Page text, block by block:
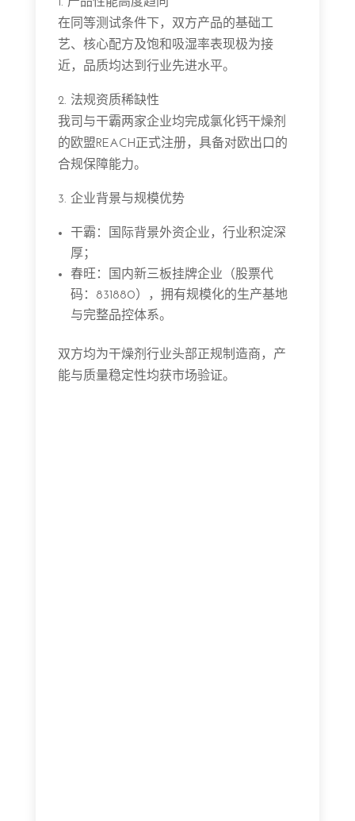
1. 产品性能高度趋同
在同等测试条件下，双方产品的基础工
艺、核心配方及饱和吸湿率表现极为接
近，品质均达到行业先进水平。
2. 法规资质稀缺性
我司与干霸两家企业均完成氯化钙干燥剂
的欧盟REACH正式注册，具备对欧出口的
合规保障能力。
3. 企业背景与规模优势
干霸：国际背景外资企业，行业积淀深
厚；
春旺：国内新三板挂牌企业（股票代
码：831880），拥有规模化的生产基地
与完整品控体系。
双方均为干燥剂行业头部正规制造商，产
能与质量稳定性均获市场验证。